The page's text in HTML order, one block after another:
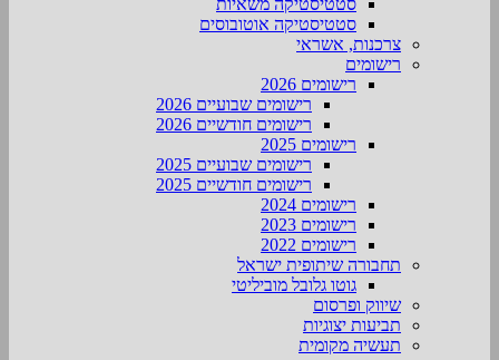
סטטיסטיקה אוטובוסים
צרכנות, אשראי
רישומים
רישומים 2026
רישומים שבועיים 2026
רישומים חודשיים 2026
רישומים 2025
רישומים שבועיים 2025
רישומים חודשיים 2025
רישומים 2024
רישומים 2023
רישומים 2022
תחבורה שיתופית ישראל
גוטו גלובל מוביליטי
שיווק ופרסום
תביעות יצוגיות
תעשיה מקומית